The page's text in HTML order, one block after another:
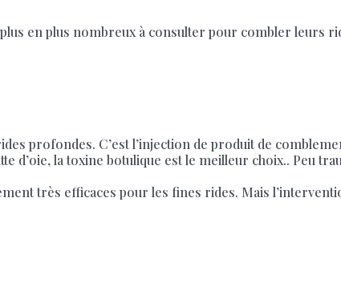
en plus nombreux à consulter pour combler leurs
profondes. C’est l’injection de produit de
d’oie, la toxine botulique est le meilleur choix.. Peu
très efficaces pour les fines rides. Mais